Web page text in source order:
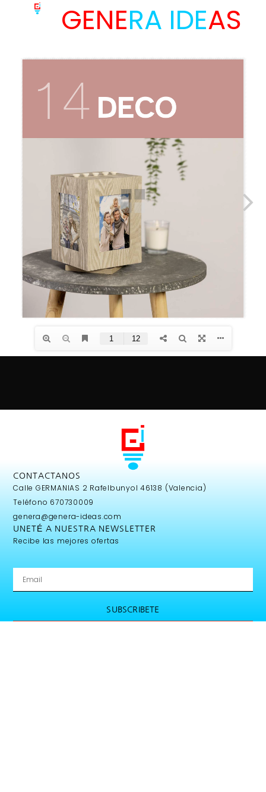
GENERA IDEAS
CONTACTANOS
Calle GERMANIAS 2 Rafelbunyol 46138 (Valencia)
Teléfono 670730009
genera@genera-ideas.com
UNETÉ A NUESTRA NEWSLETTER
Recibe las mejores ofertas
SUBSCRIBETE